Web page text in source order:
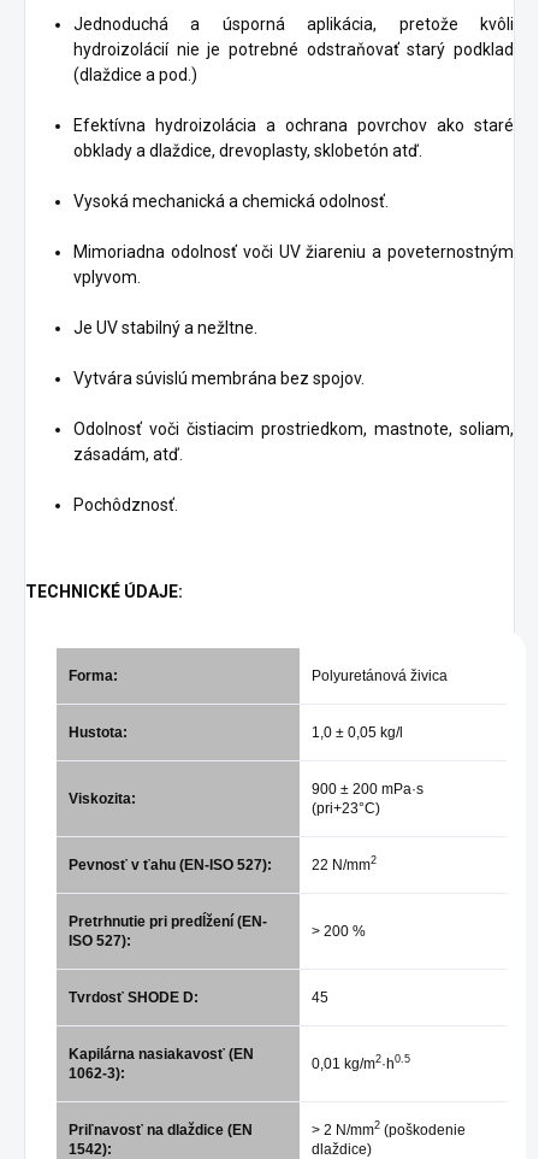
Jednoduchá a úsporná aplikácia, pretože kvôli
hydroizolácií nie je potrebné odstraňovať starý podklad
(dlaždice a pod.)
Efektívna hydroizolácia a ochrana povrchov ako staré
obklady a dlaždice, drevoplasty, sklobetón atď.
Vysoká mechanická a chemická odolnosť.
Mimoriadna odolnosť voči UV žiareniu a poveternostným
vplyvom.
Je UV stabilný a nežltne.
Vytvára súvislú membrána bez spojov.
Odolnosť voči čistiacim prostriedkom, mastnote, soliam,
zásadám, atď.
Pochôdznosť.
TECHNICKÉ ÚDAJE:
Forma: Polyuretánová živica
Hustota: 1,0 ± 0,05 kg/l
Viskozita:
900 ± 200 mPa·s
(pri+23°C)
Pevnosť v ťahu (EN-ISO 527): 22 N/mm2
Pretrhnutie pri predĺžení (EN-
ISO 527):
> 200 %
Tvrdosť SHODE D: 45
Kapilárna nasiakavosť (EN
1062-3):
0,01 kg/m2·h0.5
Priľnavosť na dlaždice (EN
1542):
> 2 N/mm2 (poškodenie
dlaždice)